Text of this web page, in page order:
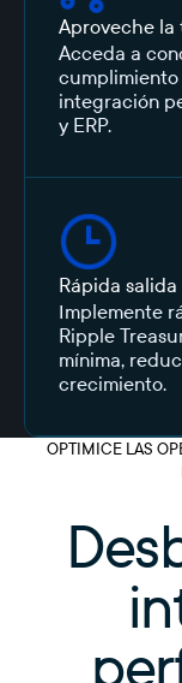
Aproveche
Acceda a
integración
y ERP.
Rápida
Implemente
Ripple
mínima,
crecimiento.
OPTIMICE LAS